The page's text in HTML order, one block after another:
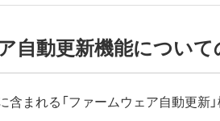
自動更新機能につい
含まれる「ファームウェア自動更新